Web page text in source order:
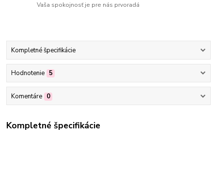
Vaša spokojnosť je pre nás prvoradá
Kompletné špecifikácie
Hodnotenie 5
Komentáre 0
Kompletné špecifikácie